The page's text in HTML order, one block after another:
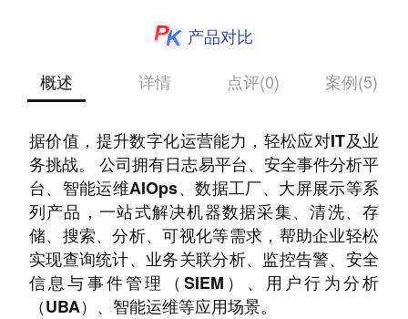
产品对比
概述
详情 点评(0) 案例(5)
据价值，提升数字化运营能力，轻松应对IT及业
务挑战。 公司拥有日志易平台、安全事件分析平
台、智能运维AIOps、数据工厂、大屏展示等系
列产品，一站式解决机器数据采集、清洗、存
储、搜索、分析、可视化等需求，帮助企业轻松
实现查询统计、业务关联分析、监控告警、安全
信息与事件管理（SIEM）、用户行为分析
（UBA）、智能运维等应用场景。